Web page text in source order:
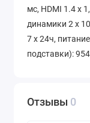
мс, HDMI 1.4 х
динамики 2 х
7 х 24ч,
подставки):
Отзывы 0